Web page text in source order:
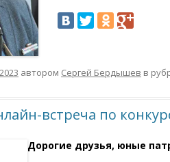
автором Сергей Бердышев в
встреча по
Дорогие друзья, юные